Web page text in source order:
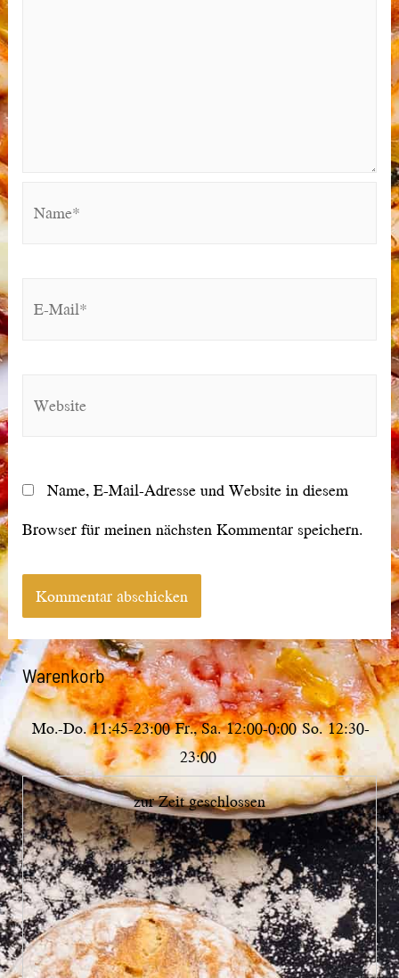
Name, E-Mail-Adresse und Website in diesem
Browser für meinen nächsten Kommentar speichern.
Warenkorb
Mo.-Do. 11:45-23:00 Fr., Sa. 12:00-0:00 So. 12:30-
23:00
zur Zeit geschlossen